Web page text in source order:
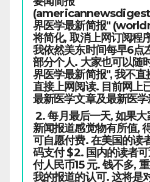
界医学最新简报"
将简化, 取消上网订阅程
我依然美东时间每早6点
部分个人. 大家也可以随
界医学最新简报", 我不
直接上网阅读. 目前网上
最新医学文章及最新医
2. 每月最后一天, 如果
新闻报道感觉物有所值,
可自愿付费. 在美国的读
码支付 $2. 国内的读者
付人民币15 元. 钱不多,
我的报道的认可. 这将是